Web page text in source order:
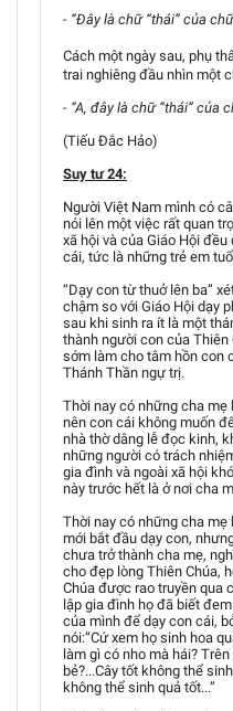
- “Đây là chữ “thái” của
Cách một ngày sau, phụ
trai nghiêng đầu nhìn một
- “A, đây là chữ “thái” của
(Tiếu Đắc Hảo)
Suy tư 24:
Người Việt Nam mình có
nói lên một việc rất quan
xã hội và của Giáo Hội
cái, tức là những trẻ em
“Dạy con từ thuở lên ba”
chậm so với Giáo Hội dạy
sau khi sinh ra ít là một
thành người con của Thiên
sớm làm cho tâm hồn con
Thánh Thần ngự trị.
Thời nay có những cha mẹ
nên con cái không muốn
nhà thờ dâng lễ đọc kinh,
những người có trách
gia đình và ngoài xã hội
này trước hết là ở nơi cha
Thời nay có những cha
mới bắt đầu dạy con,
chưa trở thành cha mẹ,
cho đẹp lòng Thiên Chúa,
Chúa được rao truyền qua
lập gia đình họ đã biết
của mình để dạy con cái,
nói:“Cứ xem họ sinh hoa
làm gì có nho mà hái?
bẻ?...Cây tốt không thể
không thể sinh quả tốt...”